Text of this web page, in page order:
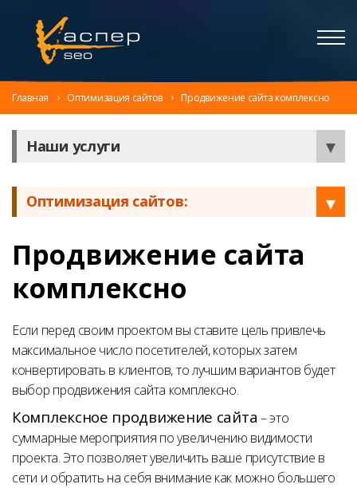
Главная Оптимизация сайтов Продвижение сайта комплексно
Оптимизация сайтов:
Наши услуги
Продвижение сайта
комплексно
Если перед своим проектом вы ставите цель привлечь
максимальное число посетителей, которых затем
конвертировать в клиентов,то лучшим вариантов будет
выбор продвижения сайта комплексно.
Комплексное продвижение сайта – это
суммарные мероприятия по увеличению видимости
проекта. Это позволяет увеличить ваше присутствие в
сети и обратить на себя внимание как можно большего